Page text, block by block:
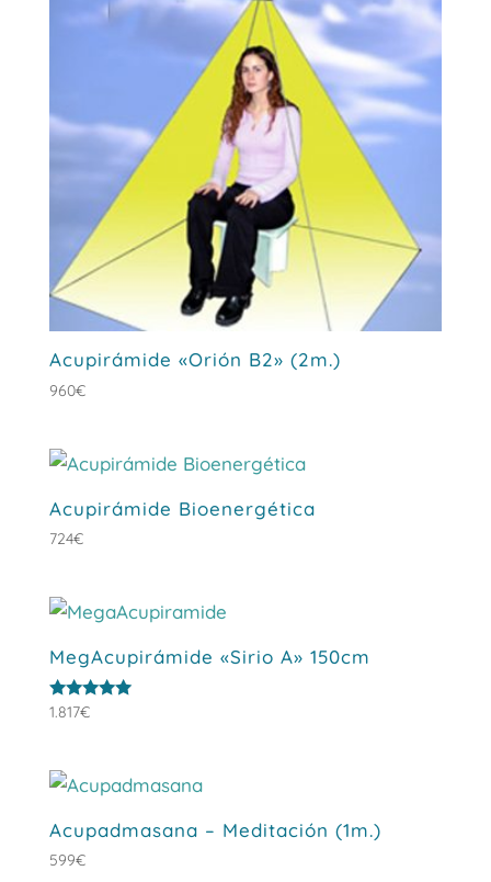
Acupirámide «Orión B2» (2m.)
960€
Acupirámide Bioenergética
724€
MegAcupirámide «Sirio A» 150cm
Valorado
1.817€
Acupadmasana – Meditación (1m.)
599€